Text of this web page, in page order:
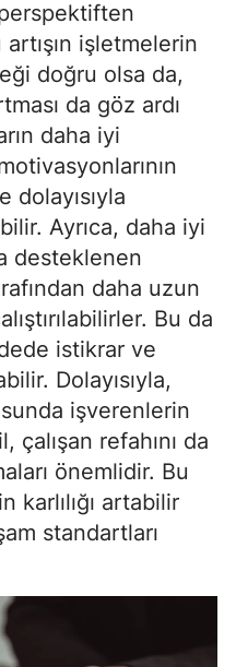
işletmelerin
doğru olsa da,
da göz ardı
daha iyi
dolayısıyla
Ayrıca, daha iyi
desteklenen
daha uzun
Bu da
istikrar ve
Dolayısıyla,
işverenlerin
refahını da
önemlidir. Bu
karlılığı artabilir
standartları